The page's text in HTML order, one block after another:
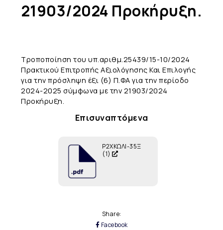
21903/2024 Προκήρυξη.
Τροποποίηση του υπ.αριθμ.25439/15-10/2024
Πρακτικού Επιτροπής Αξιολόγησης Και Επιλογής
για την πρόσληψη έξι (6) Π.ΦΑ για την περίοδο
2024-2025 σύμφωνα με την 21903/2024
Προκήρυξη.
Επισυναπτόμενα
Ρ2ΧΚΩΛΙ-35Ξ
(1)
Share:
Facebook